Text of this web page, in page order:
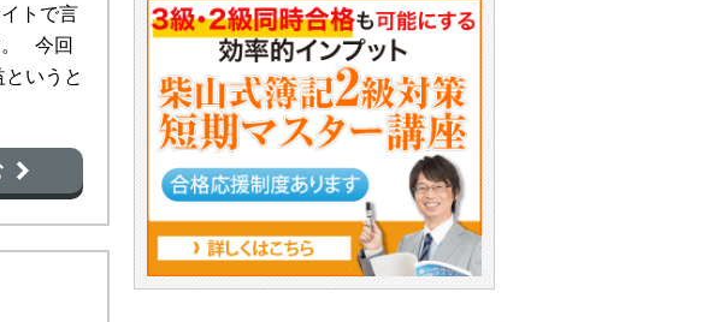
トで言
。 今回
いうと